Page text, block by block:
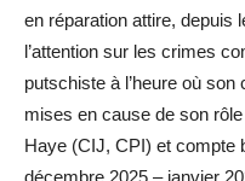
en réparation attire, depuis
l’attention sur les crimes
putschiste à l’heure où
mises en cause de son
Haye (CIJ, CPI) et compte
décembre 2025 – janvier